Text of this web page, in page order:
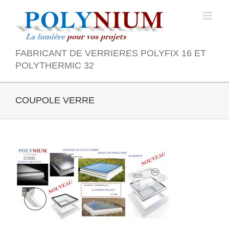
content
FABRICANT DE VERRIERES POLYFIX 16 ET
POLYTHERMIC 32
COUPOLE VERRE